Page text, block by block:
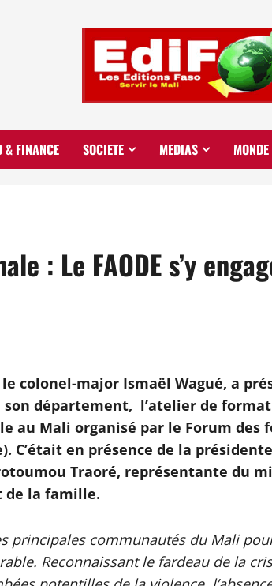
& FINANCE SOCIETE MEDIAS MONDE
: Le FAODE s’y
colonel-major Ismaël Wagué, a
son département, l’atelier de
au Mali organisé par le Forum des
C’était en présence de la
Traoré, représentante du
de la famille.
principales communautés du Mali
Reconnaissant le fardeau de la